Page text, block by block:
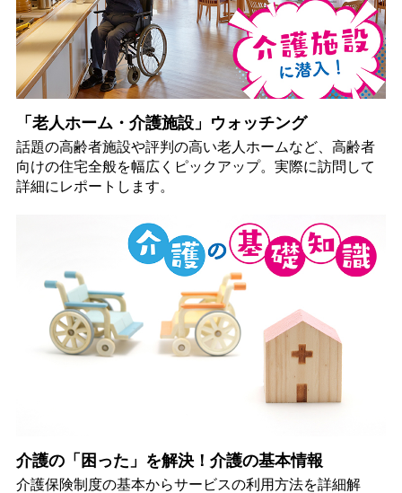
「老人ホーム・介護施設」ウォッチング
話題の高齢者施設や評判の高い老人ホームなど、高齢者
向けの住宅全般を幅広くピックアップ。実際に訪問して
詳細にレポートします。
介護の「困った」を解決！介護の基本情報
介護保険制度の基本からサービスの利用方法を詳細解